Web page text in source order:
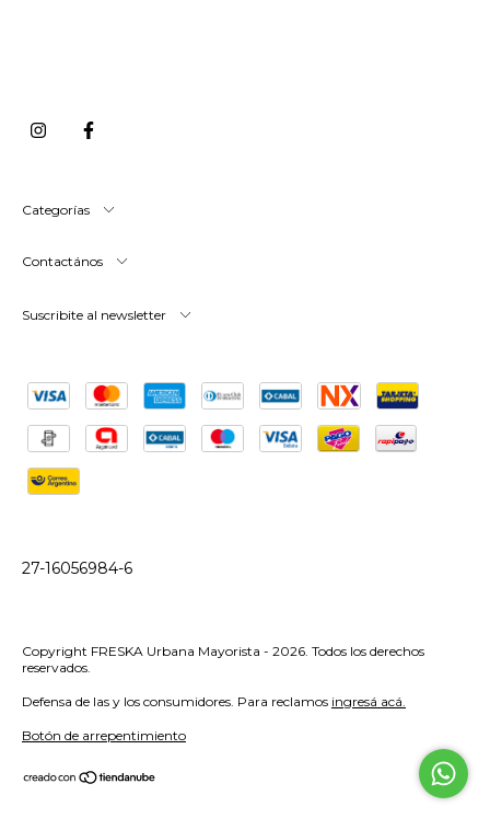
Categorías
Contactános
Suscribite al newsletter
27-16056984-6
Copyright FRESKA Urbana Mayorista - 2026. Todos los derechos
reservados.
Defensa de las y los consumidores. Para reclamos ingresá acá.
Botón de arrepentimiento